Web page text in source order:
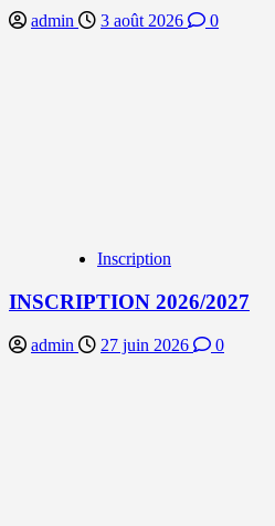
admin 3 août 2026 0
Inscription
INSCRIPTION 2026/2027
admin 27 juin 2026 0